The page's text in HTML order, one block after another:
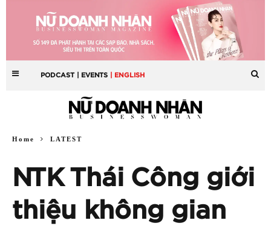
PODCAST | EVENTS | ENGLISH
Home LATEST
NTK Thái Công giới
thiệu không gian